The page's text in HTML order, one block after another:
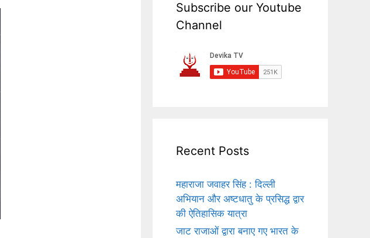
Subscribe our Youtube
Channel
Recent Posts
महाराजा जवाहर सिंह : दिल्ली
अभियान और अष्टधातु के प्रसिद्ध द्वार
की ऐतिहासिक यात्रा
जाट राजाओं द्वारा बनाए गए भारत के